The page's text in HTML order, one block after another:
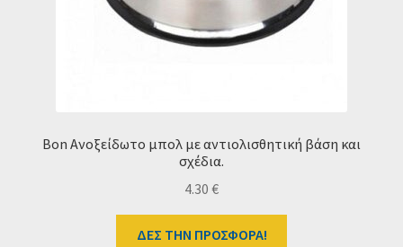
Bon Ανοξείδωτο μπολ με αντιολισθητική βάση και
σχέδια.
4.30 €
ΔΕΣ ΤΗΝ ΠΡΟΣΦΟΡΑ!